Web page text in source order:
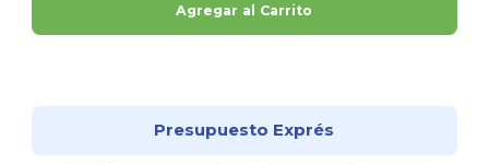
Agregar al Carrito
Presupuesto Exprés